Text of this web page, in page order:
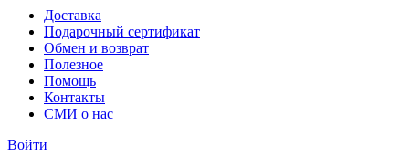
Доставка
Подарочный сертификат
Обмен и возврат
Полезное
Помощь
Контакты
СМИ о нас
Войти